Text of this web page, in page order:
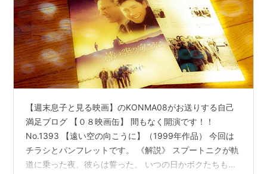
【週末息子と見る映画】のKONMA08がお送りする自己
満足ブログ 【０８映画缶】 間もなく開演です！！
No.1393 【遠い空の向こうに】（1999年作品） 今回は
チラシとパンフレットです。 《解説》 スプートニクが軌
道に乗った夜、彼らは誓った。 いつの日かボクたちもき